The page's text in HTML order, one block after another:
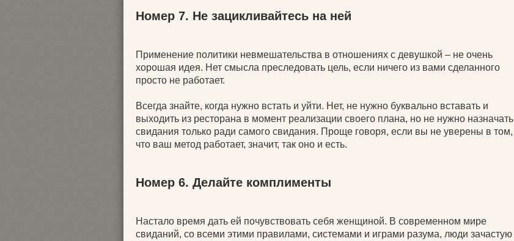
Номер 7. Не зацикливайтесь на ней
Применение политики невмешательства в отношениях с девушкой – не очень
хорошая идея. Нет смысла преследовать цель, если ничего из вами сделанного
просто не работает.
Всегда знайте, когда нужно встать и уйти. Нет, не нужно буквально вставать и
выходить из ресторана в момент реализации своего плана, но не нужно назначать
свидания только ради самого свидания. Проще говоря, если вы не уверены в том,
что ваш метод работает, значит, так оно и есть.
Номер 6. Делайте комплименты
Настало время дать ей почувствовать себя женщиной. В современном мире
свиданий, со всеми этими правилами, системами и играми разума, люди зачастую